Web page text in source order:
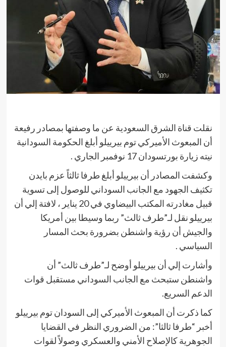
نقلت قناة الشرق السعودية عن ما وصفتها بمصادر رفيعة
أن المبعوث الأميركي توم بيرييلو أبلغ الحكومة السودانية
نيته زيارة بورتسودان 17 نوفمبر الجاري .
وكشفت المصادر أن بيرييلو أبلغ طرفا ثالثاً عزم بايدن
تكثيف الجهود مع الجانب السوداني للوصول إلى تسوية
قبيل مغادرته المكتب البيضاوي في 20 يناير ، لافتة إلي أن
بيرييلو نقل لـ”طرف ثالث” ربما وسيطا بين أمريكا
والجيش أن رؤية واشنطن بضرورة بحث المسار
السياسي .
وأشارت إلي أن بيرييلو أوضح لـ”طرف ثالث” أن
واشنطن ستبحث مع الجانب السوداني مستقبل قوات
الدعم السريع.
كما ذكرت أن المبعوث الأميركي إلى السودان توم بيرييلو
أخبر “طرفا ثالثا”: من الضروري النظر في القضايا
الجوهرية كالإصلاح الأمني والعسكري وصولاً لقوات